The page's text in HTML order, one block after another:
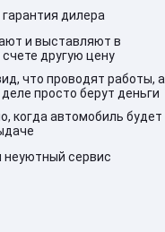
дилера
и выставляют в
другую цену
что проводят работы, а
просто берут деньги
когда автомобиль будет
неуютный сервис